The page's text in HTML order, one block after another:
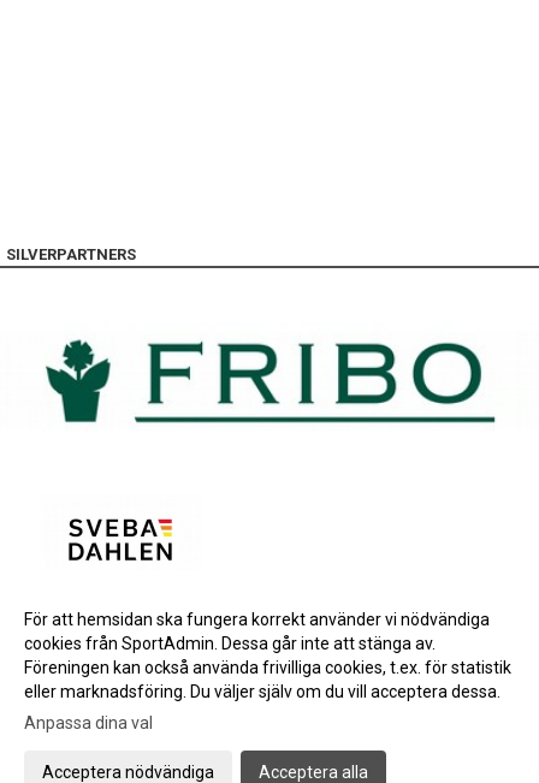
SILVERPARTNERS
BRONSPARTNERS
INSTAGRAM
Gå till Webbversion
För att hemsidan ska fungera korrekt använder vi nödvändiga
cookies från SportAdmin. Dessa går inte att stänga av.
Föreningen kan också använda frivilliga cookies, t.ex. för statistik
eller marknadsföring. Du väljer själv om du vill acceptera dessa.
Anpassa dina val
Acceptera nödvändiga Acceptera alla